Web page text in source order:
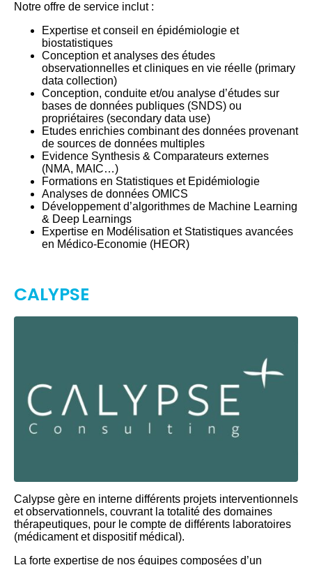
Notre offre de service inclut :
Expertise et conseil en épidémiologie et
biostatistiques
Conception et analyses des études
observationnelles et cliniques en vie réelle (primary
data collection)
Conception, conduite et/ou analyse d’études sur
bases de données publiques (SNDS) ou
propriétaires (secondary data use)
Etudes enrichies combinant des données provenant
de sources de données multiples
Evidence Synthesis & Comparateurs externes
(NMA, MAIC…)
Formations en Statistiques et Epidémiologie
Analyses de données OMICS
Développement d’algorithmes de Machine Learning
& Deep Learnings
Expertise en Modélisation et Statistiques avancées
en Médico-Economie (HEOR)
CALYPSE
Calypse gère en interne différents projets interventionnels
et observationnels, couvrant la totalité des domaines
thérapeutiques, pour le compte de différents laboratoires
(médicament et dispositif médical).
La forte expertise de nos équipes composées d’un